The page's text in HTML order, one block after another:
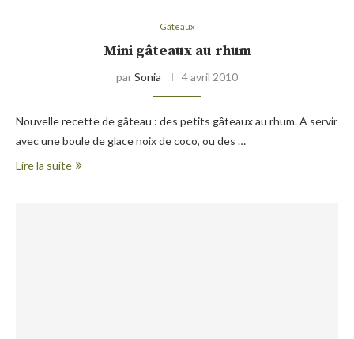
Gâteaux
Mini gâteaux au rhum
parSonia 4 avril 2010
Nouvelle recette de gâteau : des petits gâteaux au rhum. A servir
avec une boule de glace noix de coco, ou des …
Lire la suite